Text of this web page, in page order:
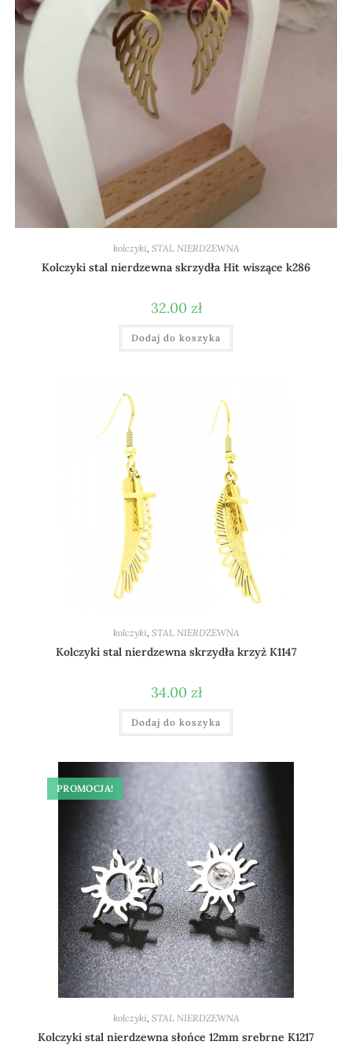
kolczyki STAL NIERDZEWNA
Kolczyki stal nierdzewna skrzydła Hit wiszące k286
32.00 zł
Dodaj do koszyka
kolczyki, STAL NIERDZEWNA
Kolczyki stal nierdzewna skrzydła krzyż K1147
34.00 zł
Dodaj do koszyka
PROMOCJA!
kolczyki STAL NIERDZEWNA
Kolczyki stal nierdzewna słońce 12mm srebrne K1217